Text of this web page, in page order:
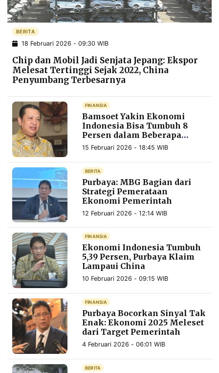
PRIVACY
POLICY
BERITA
WARGA
INFORMASI
IKLAN TULISAN
PENGADUAN TERM
OF
SERVICE
IKUTI
KAMI
RESOLUSI
MEDIA
PRAMUDITA
©
Resolusi.co
-
2026
PT.
RESOLUSI
MEDIA
PRAMUDITA
BERITA
18 Februari 2026 - 09:30 WIB
Chip dan Mobil Jadi Senjata Jepang: Ekspor
Melesat Tertinggi Sejak 2022, China
Penyumbang Terbesarnya
FINANSIA
Bamsoet Yakin Ekonomi
Indonesia Bisa Tumbuh 8
Persen dalam Beberapa
Tahun
15 Februari 2026 - 18:45 WIB
BERITA
Purbaya: MBG Bagian dari
Strategi Pemerataan
Ekonomi Pemerintah
12 Februari 2026 - 12:14 WIB
FINANSIA
Ekonomi Indonesia Tumbuh
5,39 Persen, Purbaya Klaim
Lampaui China
10 Februari 2026 - 09:15 WIB
FINANSIA
Purbaya Bocorkan Sinyal Tak
Enak: Ekonomi 2025 Meleset
dari Target Pemerintah
4 Februari 2026 - 06:01 WIB
BERITA